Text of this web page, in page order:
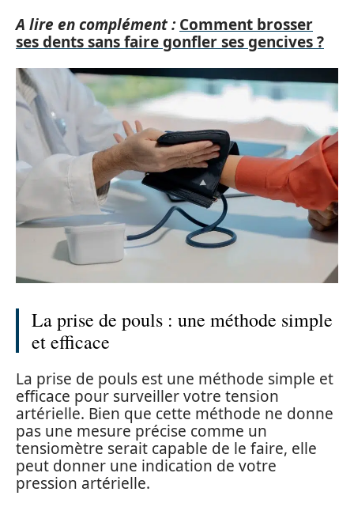
A lire en complément : Comment brosser
ses dents sans faire gonfler ses gencives ?
La prise de pouls : une méthode simple
et efficace
La prise de pouls est une méthode simple et
efficace pour surveiller votre tension
artérielle. Bien que cette méthode ne donne
pas une mesure précise comme un
tensiomètre serait capable de le faire, elle
peut donner une indication de votre
pression artérielle.